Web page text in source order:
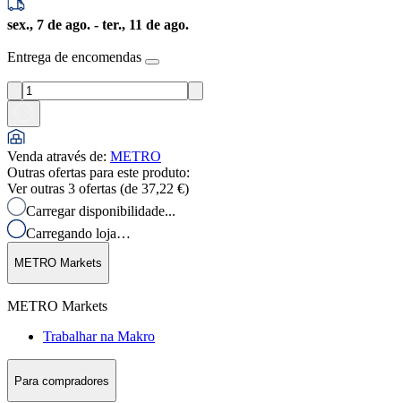
sex., 7 de ago. - ter., 11 de ago.
Entrega de encomendas
Venda através de: METRO
Outras ofertas para este produto:
Ver outras 3 ofertas (de 37,22 €)
Carregar disponibilidade...
Carregando loja…
METRO Markets
METRO Markets
Trabalhar na Makro
Para compradores